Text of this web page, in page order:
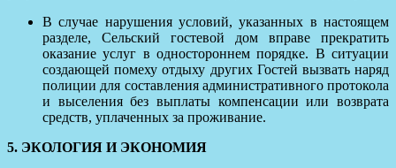
В случае нарушения условий, указанных в настоящем
разделе, Сельский гостевой дом вправе прекратить
оказание услуг в одностороннем порядке. В ситуации
создающей помеху отдыху других Гостей вызвать наряд
полиции для составления административного протокола
и выселения без выплаты компенсации или возврата
средств, уплаченных за проживание.
5. ЭКОЛОГИЯ И ЭКОНОМИЯ